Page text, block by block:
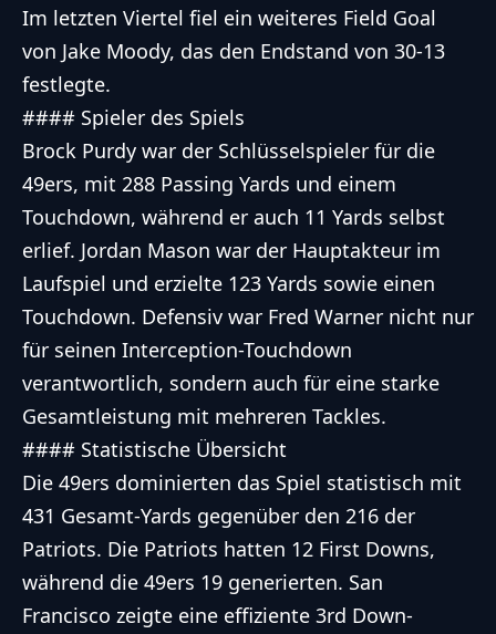
Im letzten Viertel fiel ein weiteres Field Goal
von Jake Moody, das den Endstand von 30-13
festlegte.
#### Spieler des Spiels
Brock Purdy war der Schlüsselspieler für die
49ers, mit 288 Passing Yards und einem
Touchdown, während er auch 11 Yards selbst
erlief. Jordan Mason war der Hauptakteur im
Laufspiel und erzielte 123 Yards sowie einen
Touchdown. Defensiv war Fred Warner nicht nur
für seinen Interception-Touchdown
verantwortlich, sondern auch für eine starke
Gesamtleistung mit mehreren Tackles.
#### Statistische Übersicht
Die 49ers dominierten das Spiel statistisch mit
431 Gesamt-Yards gegenüber den 216 der
Patriots. Die Patriots hatten 12 First Downs,
während die 49ers 19 generierten. San
Francisco zeigte eine effiziente 3rd Down-